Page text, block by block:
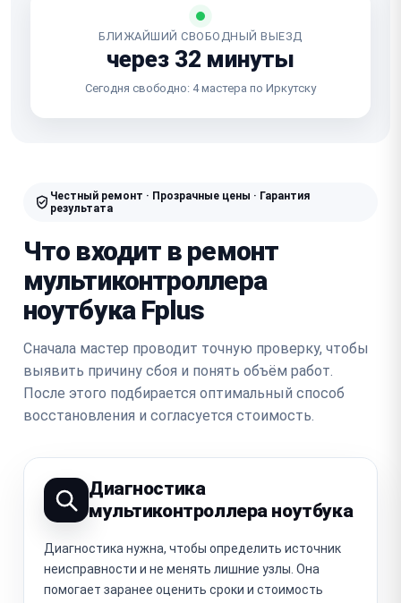
БЛИЖАЙШИЙ СВОБОДНЫЙ ВЫЕЗД
через 32 минуты
Сегодня свободно: 4 мастера по Иркутску
Честный ремонт · Прозрачные цены · Гарантия
результата
Что входит в ремонт
мультиконтроллера
ноутбука Fplus
Сначала мастер проводит точную проверку, чтобы
выявить причину сбоя и понять объём работ.
После этого подбирается оптимальный способ
восстановления и согласуется стоимость.
Диагностика
мультиконтроллера ноутбука
Диагностика нужна, чтобы определить источник
неисправности и не менять лишние узлы. Она
помогает заранее оценить сроки и стоимость